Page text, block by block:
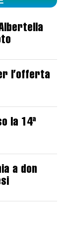
l’offerta
la 14ª
a don